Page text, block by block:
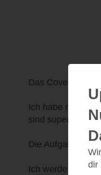
Das Cover ist
Ich habe mich so
sind super schön.
Die Aufgaben
Ich werde es mir
dir